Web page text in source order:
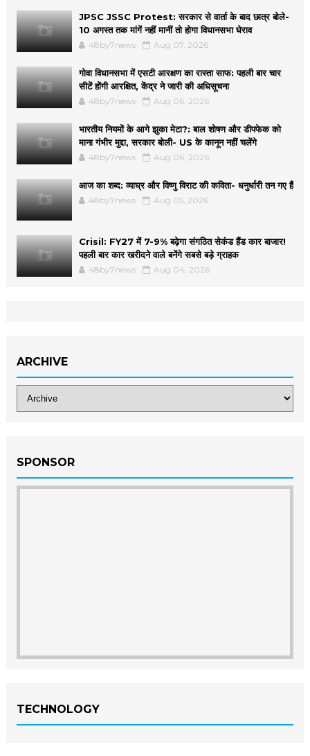
JPSC JSSC Protest: सरकार से वार्ता के बाद छात्र बोले-
10 अगस्त तक मांगें नहीं मानीं तो होगा विधानसभा घेराव
48by7news Aug 07, 2026
गोवा विधानसभा में एसटी आरक्षण का रास्ता साफ: पहली बार चार
सीटें होंगी आरक्षित, केंद्र ने जारी की अधिसूचना
48by7news Aug 06, 2026
भारतीय नियमों के आगे झुका मेटा?: बाल शोषण और डीपफेक को
माना गंभीर मुद्दा, सरकार बोली- US के कानून नहीं चलेंगे
48by7news Aug 06, 2026
आज का शब्द: व्याघ्र और विष्णु विराट की कविता- धनुर्धारी तन गए हैं
48by7news Aug 05, 2026
Crisil: FY27 में 7-9% बढ़ेगा संगठित सेकंड हैंड कार बाजार!
पहली बार कार खरीदने वाले बनेंगे सबसे बड़े ग्राहक
48by7news Aug 04, 2026
ARCHIVE
SPONSOR
TECHNOLOGY